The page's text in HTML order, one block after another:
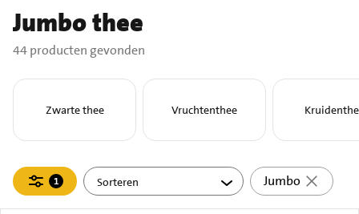
Jumbo thee
44 producten gevonden
Zwarte thee Vruchtenthee
Filteren
1
actief
Jumbo